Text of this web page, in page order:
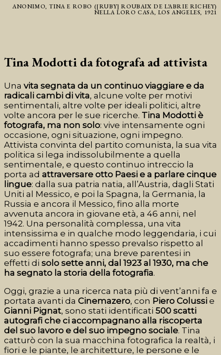
ANONIMO, TINA E ROBO ([RUBY] ROUBAIX DE L’ABRIE RICHEY)
NELLA LORO CASA, LOS ANGELES, 1921
Tina Modotti da fotografa ad attivista
Una vita segnata da un continuo viaggiare e da
radicali cambi di vita, alcune volte per motivi
sentimentali, altre volte per ideali politici, altre
volte ancora per le sue ricerche. Tina Modotti è
fotografa, ma non solo: vive intensamente ogni
occasione, ogni situazione, ogni impegno.
Attivista convinta del partito comunista, la sua vita
politica si lega indissolubilmente a quella
sentimentale, e questo continuo intreccio la
porta ad attraversare otto Paesi e a parlare cinque
lingue: dalla sua patria natia, all’Austria, dagli Stati
Uniti al Messico, e poi la Spagna, la Germania, la
Russia e ancora il Messico, fino alla morte
avvenuta ancora in giovane età, a 46 anni, nel
1942. Una personalità complessa, una vita
intensissima e in qualche modo leggendaria, i cui
accadimenti hanno spesso prevalso rispetto al
suo essere fotografa; una breve parentesi in
effetti di solo sette anni, dal 1923 al 1930, ma che
ha segnato la storia della fotografia.
Oggi, grazie a una ricerca nata più di vent’anni fa e
portata avanti da Cinemazero, con Piero Colussi e
Gianni Pignat, sono stati identificati 500 scatti
autografi che ci accompagnano alla riscoperta
del suo lavoro e del suo impegno sociale. Tina
catturò con la sua macchina fotografica la realtà, i
fiori e le piante, le architetture, le persone e le